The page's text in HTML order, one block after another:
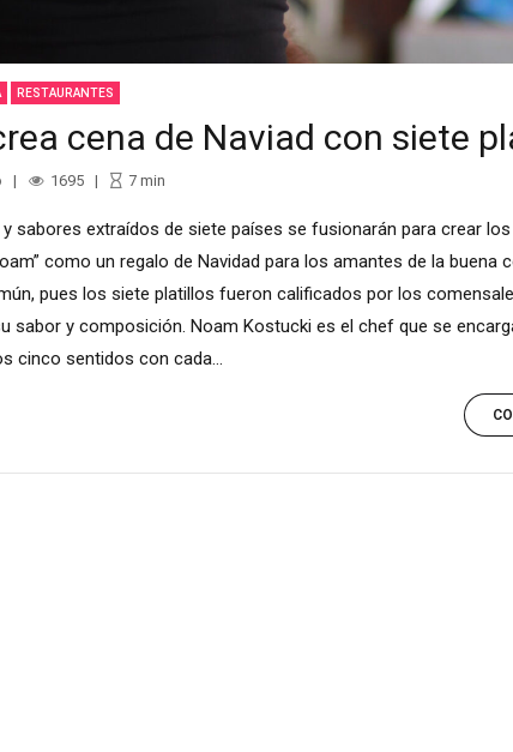
RESTAURANTES
cena de Naviad con siete
1695 7min
sabores extraídos de siete países se fusionarán para crear los
como un regalo de Navidad para los amantes de la buena
pues los siete platillos fueron calificados por los
sabor y composición. Noam Kostucki es el chef que se
cinco sentidos con cada...